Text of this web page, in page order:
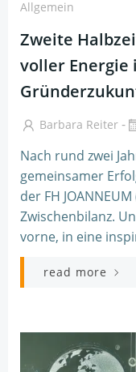
Allgemein
Zweite
voller Energie
Barbara Reiter -
Nach rund zwei
gemeinsamer
der FH
Zwischenbilanz.
vorne, in eine
read more